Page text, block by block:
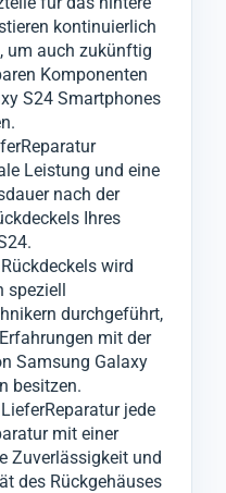
ausschließlich
S24 Backcover
wir Sie
Ihrer
an
Optik und
zu weiteren
kontinuierlich
um auch zukünftig
Komponenten
S24 Smartphones
Leistung und eine
nach der
Ihres
wird
speziell
durchgeführt,
mit der
Samsung Galaxy
besitzen.
jede
mit einer
Zuverlässigkeit und
des Rückgehäuses